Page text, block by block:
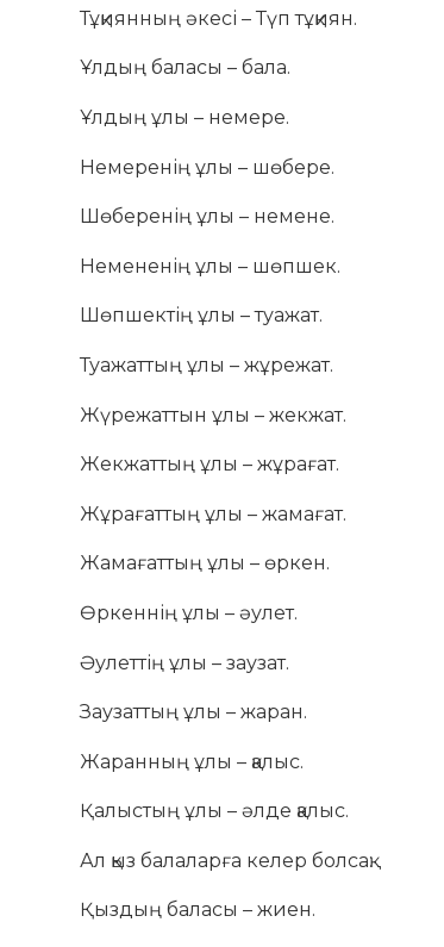
Тұқиянның әкесі – Түп тұқиян.
Ұлдың баласы – бала.
Ұлдың ұлы – немере.
Немеренің ұлы – шөбере.
Шөберенің ұлы – немене.
Немененің ұлы – шөпшек.
Шөпшектің ұлы – туажат.
Туажаттың ұлы – жұрежат.
Жүрежаттын ұлы – жекжат.
Жекжаттың ұлы – жұрағат.
Жұрағаттың ұлы – жамағат.
Жамағаттың ұлы – өркен.
Өркеннің ұлы – әулет.
Әулеттің ұлы – заузат.
Заузаттың ұлы – жаран.
Жаранның ұлы – қалыс.
Қалыстың ұлы – әлде қалыс.
Ал қыз балаларға келер болсақ:
Қыздың баласы – жиен.